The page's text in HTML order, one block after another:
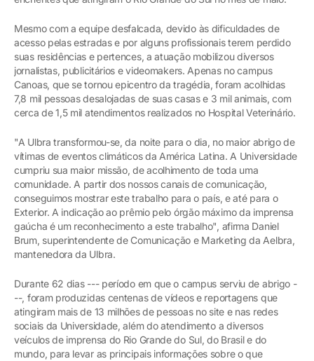
Mesmo com a equipe desfalcada, devido às dificuldades de
acesso pelas estradas e por alguns profissionais terem perdido
suas residências e pertences, a atuação mobilizou diversos
jornalistas, publicitários e videomakers. Apenas no campus
Canoas, que se tornou epicentro da tragédia, foram acolhidas
7,8 mil pessoas desalojadas de suas casas e 3 mil animais, com
cerca de 1,5 mil atendimentos realizados no Hospital Veterinário.
"A Ulbra transformou-se, da noite para o dia, no maior abrigo de
vítimas de eventos climáticos da América Latina. A Universidade
cumpriu sua maior missão, de acolhimento de toda uma
comunidade. A partir dos nossos canais de comunicação,
conseguimos mostrar este trabalho para o país, e até para o
Exterior. A indicação ao prêmio pelo órgão máximo da imprensa
gaúcha é um reconhecimento a este trabalho", afirma Daniel
Brum, superintendente de Comunicação e Marketing da Aelbra,
mantenedora da Ulbra.
Durante 62 dias --- período em que o campus serviu de abrigo -
--, foram produzidas centenas de vídeos e reportagens que
atingiram mais de 13 milhões de pessoas no site e nas redes
sociais da Universidade, além do atendimento a diversos
veículos de imprensa do Rio Grande do Sul, do Brasil e do
mundo, para levar as principais informações sobre o que